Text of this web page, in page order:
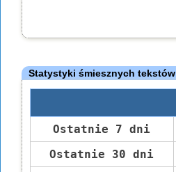
Statystyki śmiesznych tekstów
Ostatnie 7 dni
Ostatnie 30 dni